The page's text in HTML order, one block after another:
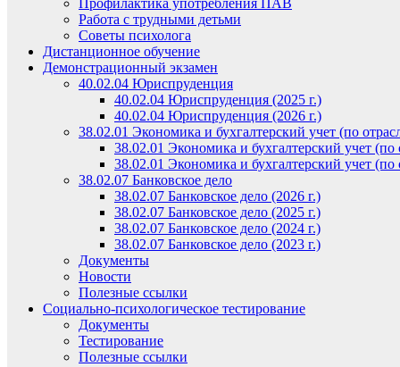
Профилактика употребления ПАВ
Работа с трудными детьми
Советы психолога
Дистанционное обучение
Демонстрационный экзамен
40.02.04 Юриспруденция
40.02.04 Юриспруденция (2025 г.)
40.02.04 Юриспруденция (2026 г.)
38.02.01 Экономика и бухгалтерский учет (по
38.02.01 Экономика и бухгалтерский учет (по
38.02.01 Экономика и бухгалтерский учет (по
38.02.07 Банковское дело
38.02.07 Банковское дело (2026 г.)
38.02.07 Банковское дело (2025 г.)
38.02.07 Банковское дело (2024 г.)
38.02.07 Банковское дело (2023 г.)
Документы
Новости
Полезные ссылки
Социально-психологическое тестирование
Документы
Тестирование
Полезные ссылки